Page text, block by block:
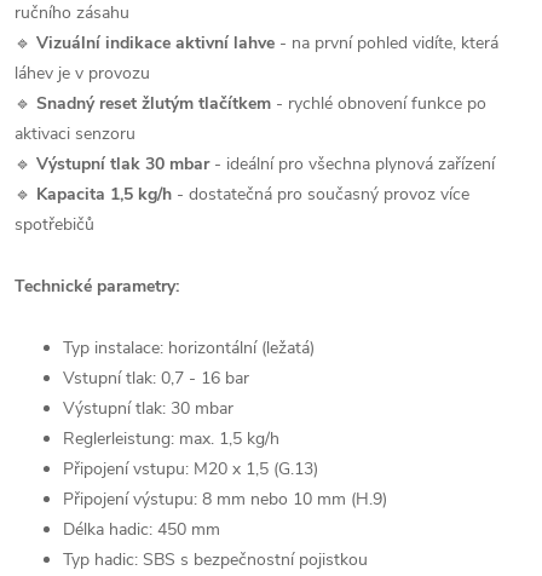
ručního zásahu
🔹 Vizuální indikace aktivní lahve - na první pohled vidíte, která
láhev je v provozu
🔹 Snadný reset žlutým tlačítkem - rychlé obnovení funkce po
aktivaci senzoru
🔹 Výstupní tlak 30 mbar - ideální pro všechna plynová zařízení
🔹 Kapacita 1,5 kg/h - dostatečná pro současný provoz více
spotřebičů
Technické parametry:
Typ instalace: horizontální (ležatá)
Vstupní tlak: 0,7 - 16 bar
Výstupní tlak: 30 mbar
Reglerleistung: max. 1,5 kg/h
Připojení vstupu: M20 x 1,5 (G.13)
Připojení výstupu: 8 mm nebo 10 mm (H.9)
Délka hadic: 450 mm
Typ hadic: SBS s bezpečnostní pojistkou